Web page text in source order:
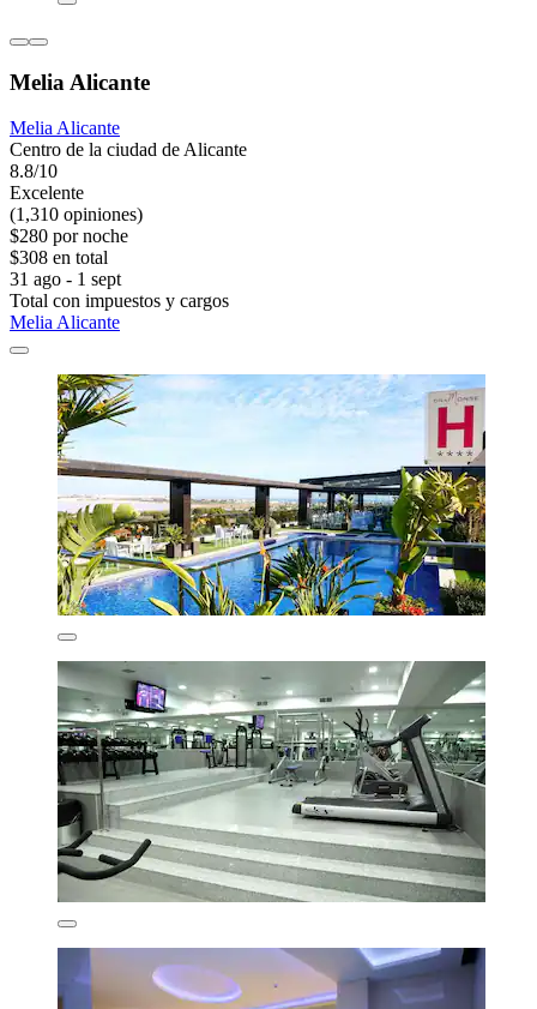
Melia Alicante
Melia Alicante
Centro de la ciudad de Alicante
8.8/10
Excelente
(1,310 opiniones)
$280 por noche
$308 en total
31 ago - 1 sept
Total con impuestos y cargos
Melia Alicante